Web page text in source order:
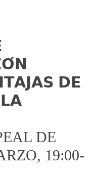
𝗗𝗘
DE
19:00-